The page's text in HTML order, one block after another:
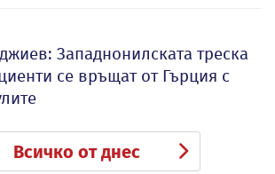
Западнонилската треска
се връщат от Гърция с
Всичко от днес